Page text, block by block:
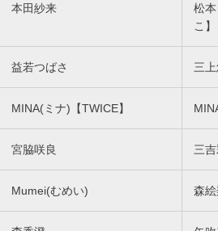
本田紗来
松
こ】
益若つばさ 三
MINA(ミナ)【TWICE】
宮脇咲良 三
Mumei(むめい) 森